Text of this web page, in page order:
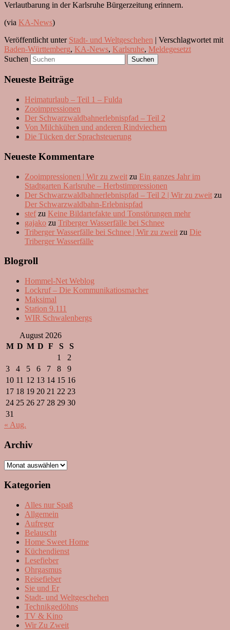
Verlautbarung in der Karlsruhe Bürgerzeitung erinnern.
(via KA-News)
Veröffentlicht unter Stadt- und Weltgeschehen | Verschlagwortet mit
Baden-Württemberg, KA-News, Karlsruhe, Meldegesetzt
Suchen
Neueste Beiträge
Heimaturlaub – Teil 1 – Fulda
Zooimpressionen
Der Schwarzwaldbahnerlebnispfad – Teil 2
Von Milchkühen und anderen Rindviechern
Die Tücken der Sprachsteuerung
Neueste Kommentare
Zooimpressionen | Wir zu zweit zu Ein ganzes Jahr im
Stadtgarten Karlsruhe – Herbstimpressionen
Der Schwarzwaldbahnerlebnispfad – Teil 2 | Wir zu zweit zu
Der Schwarzwaldbahn-Erlebnispfad
stefzu Keine Bildartefakte und Tonstörungen mehr
gajako zu Triberger Wasserfälle bei Schnee
Triberger Wasserfälle bei Schnee | Wir zu zweit zu Die
Triberger Wasserfälle
Blogroll
Hommel-Net Weblog
Lockruf – Die Kommunikatiosmacher
Maksimal
Station 9.111
WIR Schwalenbergs
August 2026
M D M D F S
S
1
2
3
4 5 6 7 8
9
10 11 12 13 14 15 16
17 18 19 20 21 22 23
24 25 26 27 28 29 30
31
« Aug.
Archiv
Archiv
Kategorien
Alles nur Spaß
Allgemein
Aufreger
Belauscht
Home Sweet Home
Küchendienst
Lesefieber
Ohrgasmus
Reisefieber
Sie und Er
Stadt- und Weltgeschehen
Technikgedöhns
TV & Kino
Wir Zu Zweit